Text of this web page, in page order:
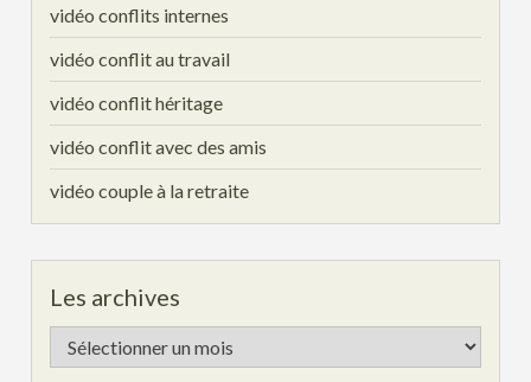
vidéo conflits internes
vidéo conflit au travail
vidéo conflit héritage
vidéo conflit avec des amis
vidéo couple à la retraite
Les archives
Les
archives